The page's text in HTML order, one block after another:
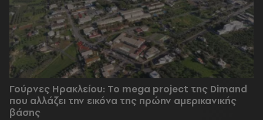
Γούρνες Ηρακλείου: To mega project της Dimand
που αλλάζει την εικόνα της πρώην αμερικανικής
βάσης